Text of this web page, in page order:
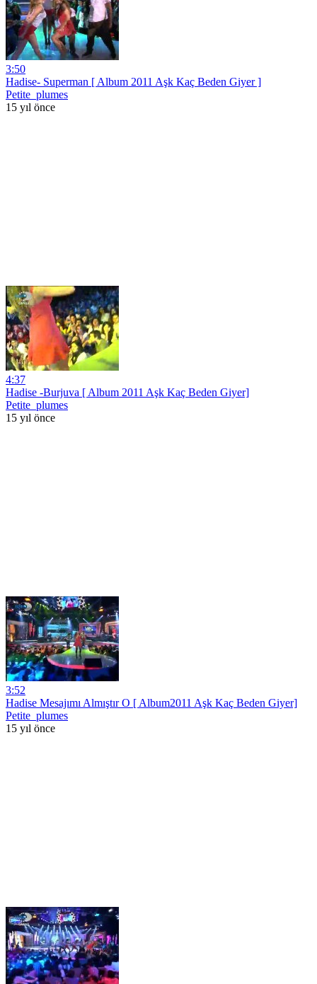
3:50
Hadise- Superman [ Album 2011 Aşk Kaç Beden Giyer ]
Petite_plumes
15 yıl önce
4:37
Hadise -Burjuva [ Album 2011 Aşk Kaç Beden Giyer]
Petite_plumes
15 yıl önce
3:52
Hadise Mesajımı Almıştır O [ Album2011 Aşk Kaç Beden Giyer]
Petite_plumes
15 yıl önce